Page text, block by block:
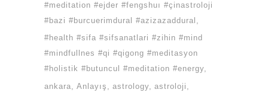
#meditation #ejder #fengshuı #çinastroloji
#bazi #burcuerimdural #azizazaddural
#health #sifa #sifsanatlari #zihin #mind
#mindfullnes #qi #qigong #meditasyon
#holistik #butuncul #meditation #energy
ankara
Anlayış astrology astroloji